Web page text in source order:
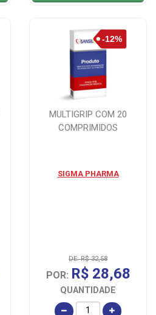
MULTIGRIP COM 20
COMPRIMIDOS
SIGMA PHARMA
DE: R$ 32,58
POR: R$ 28,68
QUANTIDADE